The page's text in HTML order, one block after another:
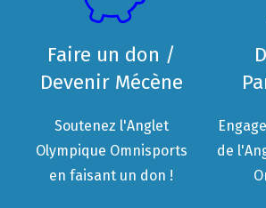
Faire un don /
Devenir Mécène
Soutenez l'Anglet
Olympique Omnisports
en faisant un don !
de